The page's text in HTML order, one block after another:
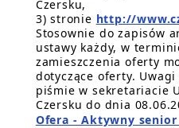
Czersku,
3) stronie http://
Stosownie do zapisów
ustawy każdy, w
zamieszczenia oferty
dotyczące oferty. Uwagi
piśmie w sekretariacie
Czersku do dnia
Ofera - Aktywny